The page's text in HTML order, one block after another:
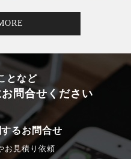
となど
問合せください
るお問合せ
お見積り依頼